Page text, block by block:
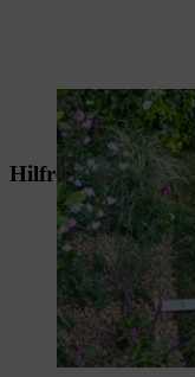
Der
Hilfreiches für